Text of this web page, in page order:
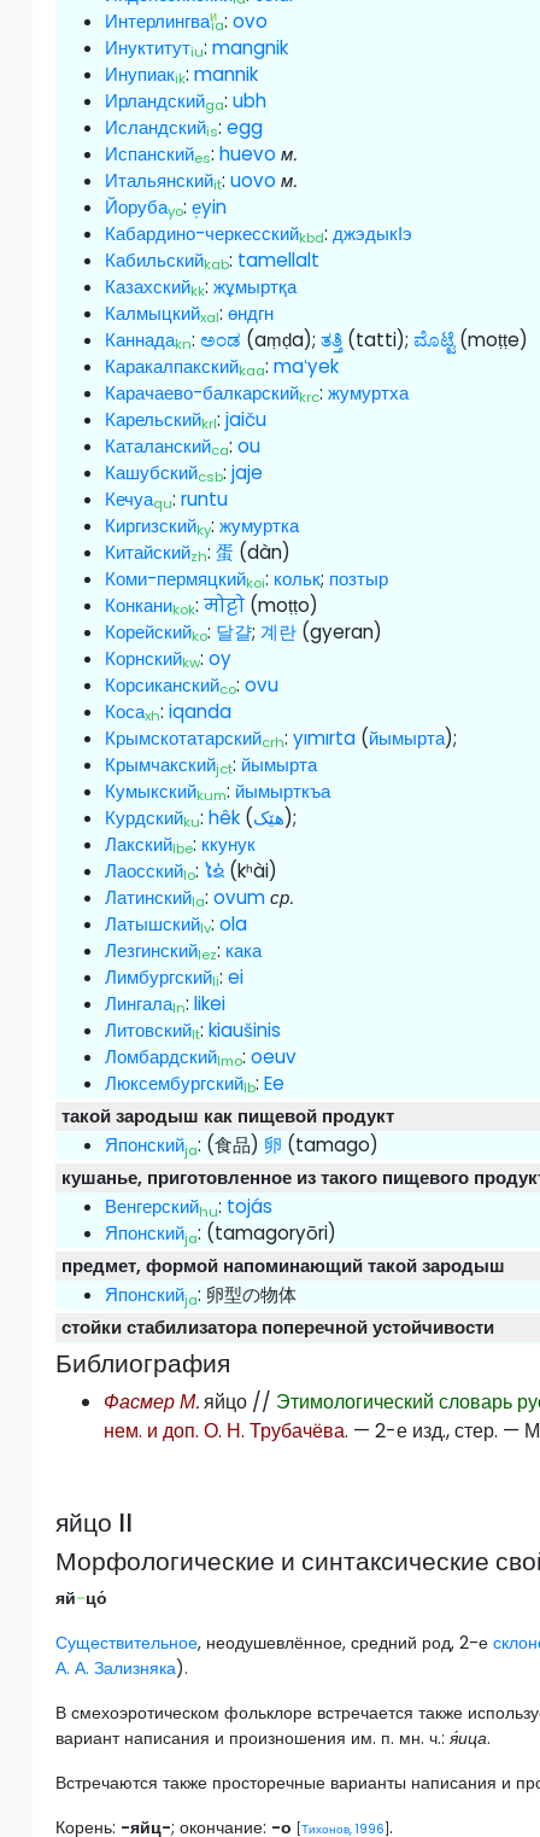
Интерлингваи
ia:ovo
Инуктитутiu:mangnik
Инупиакik:mannik
Ирландскийga:ubh
Исландскийis:egg
Испанскийes:huevo м.
Итальянскийit:uovo м.
Йорубаyo:e̩yin
Кабардино-черкесскийkbd:джэдыкӀэ
Кабильскийkab: tamellalt
Казахскийkk:жұмыртқа
Калмыцкийxal:өндгн
Каннадаkn:ಅಂಡ (aṃḍa);ತತ್ತಿ (tatti);ಮೊಟ್ಟೆ(moṭṭe)
Каракалпакскийkaa:maʻyek
Карачаево-балкарскийkrc:жумуртха
Карельскийkrl:jaiču
Каталанскийca:ou
Кашубскийcsb:jaje
Кечуаqu:runtu
Киргизскийky:жумуртка
Китайскийzh:蛋 (dàn)
Коми-пермяцкийkoi: кольк; позтыр
Конканиkok:मोट्टो (moṭṭo)
Корейскийko: 달걀; 계란 (gyeran)
Корнскийkw:oy
Корсиканскийco:ovu
Косаxh:iqanda
Крымскотатарскийcrh:yımırta (йымырта);
Крымчакскийjct: йымырта
Кумыкскийkum: йымырткъа
Курдскийku:hêk (هێک);
Лакскийlbe: ккунук
Лаосскийlo: ໄຂ່(kʰài)
Латинскийla:ovumср.
Латышскийlv:ola
Лезгинскийlez: кака
Лимбургскийli:ei
Лингалаln:likei
Литовскийlt:kiaušinis
Ломбардскийlmo:oeuv
Люксембургскийlb:Ee
такой зародыш как пищевой продукт
Японскийja: (食品) 卵 (tamago)
кушанье, приготовленное из такого пищевого
Венгерскийhu: tojás
Японскийja: (tamagoryōri)
предмет, формой напоминающий такой зародыш
Японскийja: 卵型の物体
стойки стабилизатора поперечной устойчивости
Библиография
Фасмер М.яйцо // Этимологический словарь
нем. и доп. О. Н. Трубачёва. — 2-е изд., стер. —
яйцо II
Морфологические и синтаксические
яй-цо́
Существительное, неодушевлённое, средний род, 2-е
А. А. Зализняка).
В смехоэротическом фольклоре встречается также
вариант написания и произношения им. п. мн. ч.:я́ица.
Встречаются также просторечные варианты написания и
Корень: -яйц-; окончание: -о [Тихонов, 1996].